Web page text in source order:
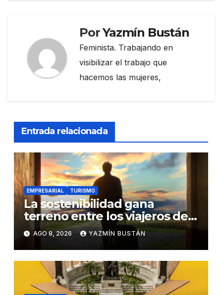
PorYazmín Bustán
Feminista. Trabajando en
visibilizar el trabajo que
hacemos las mujeres,
Entrada relacionada
EMPRESARIAL TURISMO
La sostenibilidad gana
terreno entre los viajeros de
negocios
AGO 8, 2026 YAZMÍN BUSTÁN